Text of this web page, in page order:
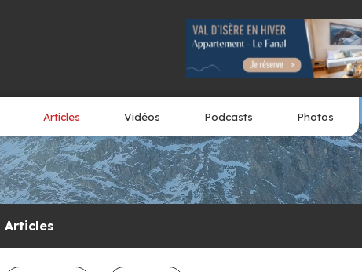
Articles Vidéos Podcasts Photos
Articles